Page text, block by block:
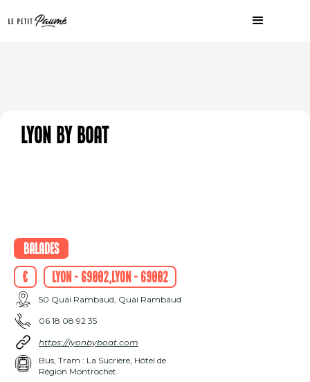
Lyon By Boat
Balades
€
Lyon - 69002,Lyon - 69002
50 Quai Rambaud, Quai Rambaud
06 18 08 92 35
https://lyonbyboat.com
Bus, Tram : La Sucriere, Hôtel de
Région Montrochet